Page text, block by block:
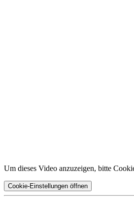
Um dieses Video anzuzeigen, bitte
Cookie-Einstellungen öffnen